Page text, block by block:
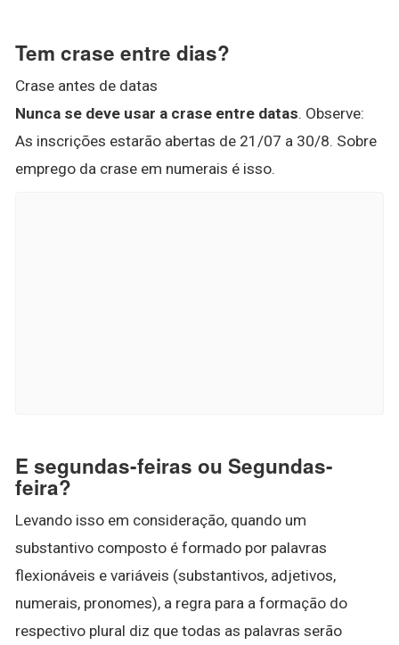
Tem crase entre dias?
Crase antes de datas
Nunca se deve usar a crase entre datas. Observe:
As inscrições estarão abertas de 21/07 a 30/8. Sobre
emprego da crase em numerais é isso.
E segundas-feiras ou Segundas-
feira?
Levando isso em consideração, quando um
substantivo composto é formado por palavras
flexionáveis e variáveis (substantivos, adjetivos,
numerais, pronomes), a regra para a formação do
respectivo plural diz que todas as palavras serão